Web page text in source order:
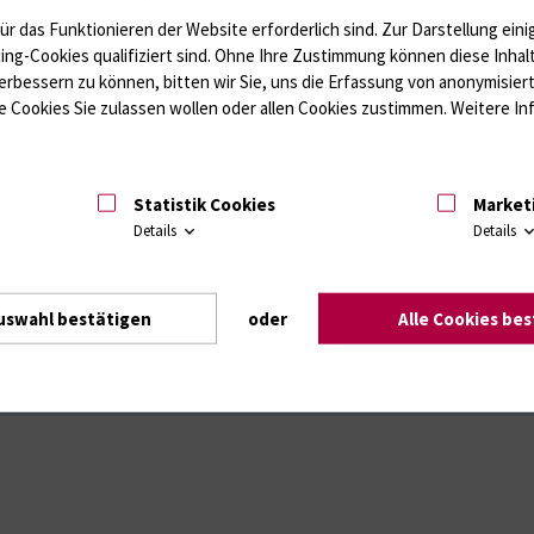
M-V allenin der Einrichtung tätigenPersonen, soweit sie den
Inhaltsverzeichnis der BHO – dort Zuordnung der Bestandteile zu
Leitungen bei Aufnahme der Beschäftigung bzw. nach
Mitarbeiter unterzeichnen zu lassen.
Gesetze und Verordnungen zu diesem Thema) wenden Sie sich
das Funktionieren der Website erforderlich sind. Zur Darstellung
Cookies qualifiziert sind. Ohne Ihre Zustimmung können diese
zu können, bitten wir Sie, uns die Erfassung von
Cookies Sie zulassen wollen oder allen Cookies zustimmen. Weitere
Statistik Cookies
Details Details
bestätigen oder Alle Cookies